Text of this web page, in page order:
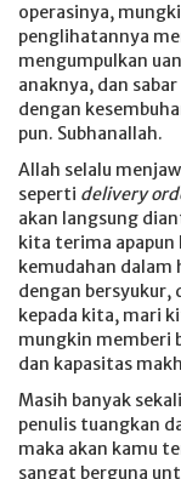
operasinya,
penglihatannya
mengumpulkan
anaknya, dan
dengan
pun. Subhanallah.
Allah selalu
seperti delivery
akan langsung
kita terima apapun
kemudahan dalam
dengan bersyukur,
kepada kita, mari
mungkin memberi
dan kapasitas
Masih banyak
penulis tuangkan
maka akan kamu
sangat berguna